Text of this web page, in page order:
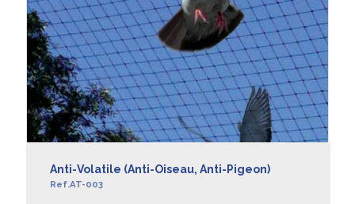
Anti-Volatile (anti-Oiseau, Anti-Pigeon)
Ref.AT-003